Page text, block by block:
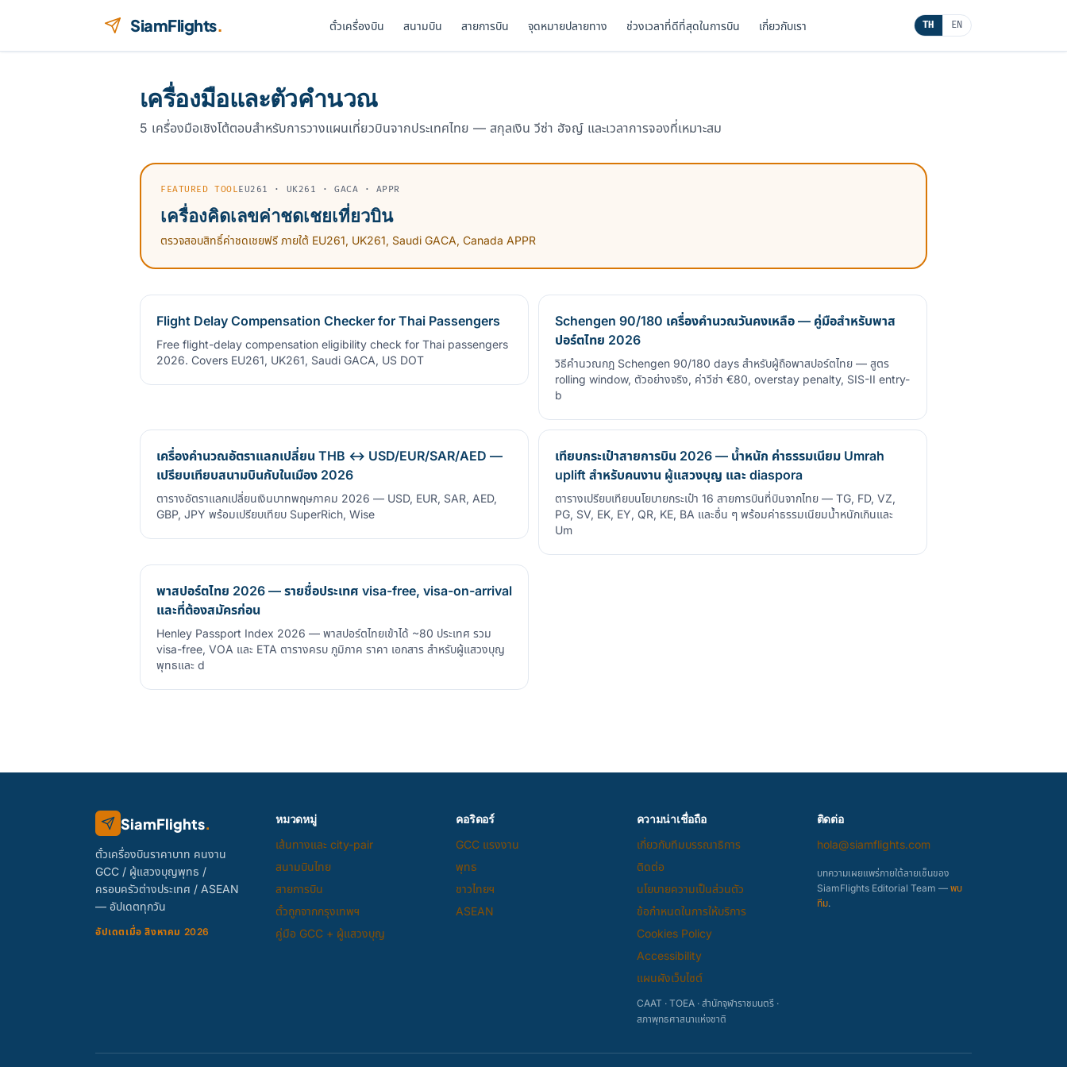
SiamFlights. ตั๋วเครื่องบิน สนามบิน สายการบิน จุดหมายปลายทาง ช่วงเวลาที่ดีที่สุดในการบิน เกี่ยวกับเรา TH EN
เครื่องมือและตัวคำนวณ
5 เครื่องมือเชิงโต้ตอบสำหรับการวางแผนเที่ยวบินจากประเทศไทย — สกุลเงิน วีซ่า ฮัจญ์ และเวลาการจองที่เหมาะสม
FEATURED TOOLEU261 · UK261 · GACA · APPR
เครื่องคิดเลขค่าชดเชยเที่ยวบิน
ตรวจสอบสิทธิ์ค่าชดเชยฟรี ภายใต้ EU261, UK261, Saudi GACA, Canada APPR
Flight Delay Compensation Checker for Thai Passengers
Free flight-delay compensation eligibility check for Thai passengers
2026. Covers EU261, UK261, Saudi GACA, US DOT
Schengen 90/180 เครื่องคำนวณวันคงเหลือ — คู่มือสำหรับพาส
ปอร์ตไทย 2026
วิธีคำนวณกฎ Schengen 90/180 days สำหรับผู้ถือพาสปอร์ตไทย — สูตร
rolling window, ตัวอย่างจริง, ค่าวีซ่า €80, overstay penalty, SIS-II entry-
b
เครื่องคำนวณอัตราแลกเปลี่ยน THB ↔ USD/EUR/SAR/AED —
เปรียบเทียบสนามบินกับในเมือง 2026
ตารางอัตราแลกเปลี่ยนเงินบาทพฤษภาคม 2026 — USD, EUR, SAR, AED,
GBP, JPY พร้อมเปรียบเทียบ SuperRich, Wise
เทียบกระเป๋าสายการบิน 2026 — น้ำหนัก ค่าธรรมเนียม Umrah
uplift สำหรับคนงาน ผู้แสวงบุญ และ diaspora
ตารางเปรียบเทียบนโยบายกระเป๋า 16 สายการบินที่บินจากไทย — TG, FD, VZ,
PG, SV, EK, EY, QR, KE, BA และอื่น ๆ พร้อมค่าธรรมเนียมน้ำหนักเกินและ
Um
พาสปอร์ตไทย 2026 — รายชื่อประเทศ visa-free, visa-on-arrival
และที่ต้องสมัครก่อน
Henley Passport Index 2026 — พาสปอร์ตไทยเข้าได้ ~80 ประเทศ รวม
visa-free, VOA และ ETA ตารางครบ ภูมิภาค ราคา เอกสาร สำหรับผู้แสวงบุญ
พุทธและ d
SiamFlights.
ตั๋วเครื่องบินราคาบาท คนงาน
GCC / ผู้แสวงบุญพุทธ /
ครอบครัวต่างประเทศ / ASEAN
— อัปเดตทุกวัน
อัปเดตเมื่อ สิงหาคม 2026
หมวดหมู่
เส้นทางและ city-pair
สนามบินไทย
สายการบิน
ตั๋วถูกจากกรุงเทพฯ
คู่มือ GCC + ผู้แสวงบุญ
คอริดอร์
GCC แรงงาน
พุทธ
ชาวไทยฯ
ASEAN
ความน่าเชื่อถือ
เกี่ยวกับทีมบรรณาธิการ
ติดต่อ
นโยบายความเป็นส่วนตัว
ข้อกำหนดในการให้บริการ
Cookies Policy
Accessibility
แผนผังเว็บไซต์
CAAT · TOEA · สำนักจุฬาราชมนตรี ·
สภาพุทธศาสนาแห่งชาติ
ติดต่อ
hola@siamflights.com
บทความเผยแพร่ภายใต้ลายเซ็นของ
SiamFlights Editorial Team — พบ
ทีม.